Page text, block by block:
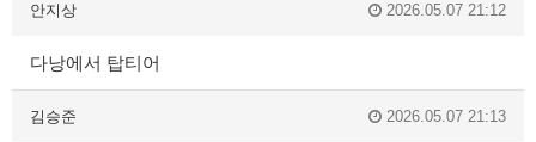
안지상 2026.05.07 21:12
다낭에서 탑티어
김승준 2026.05.07 21:13